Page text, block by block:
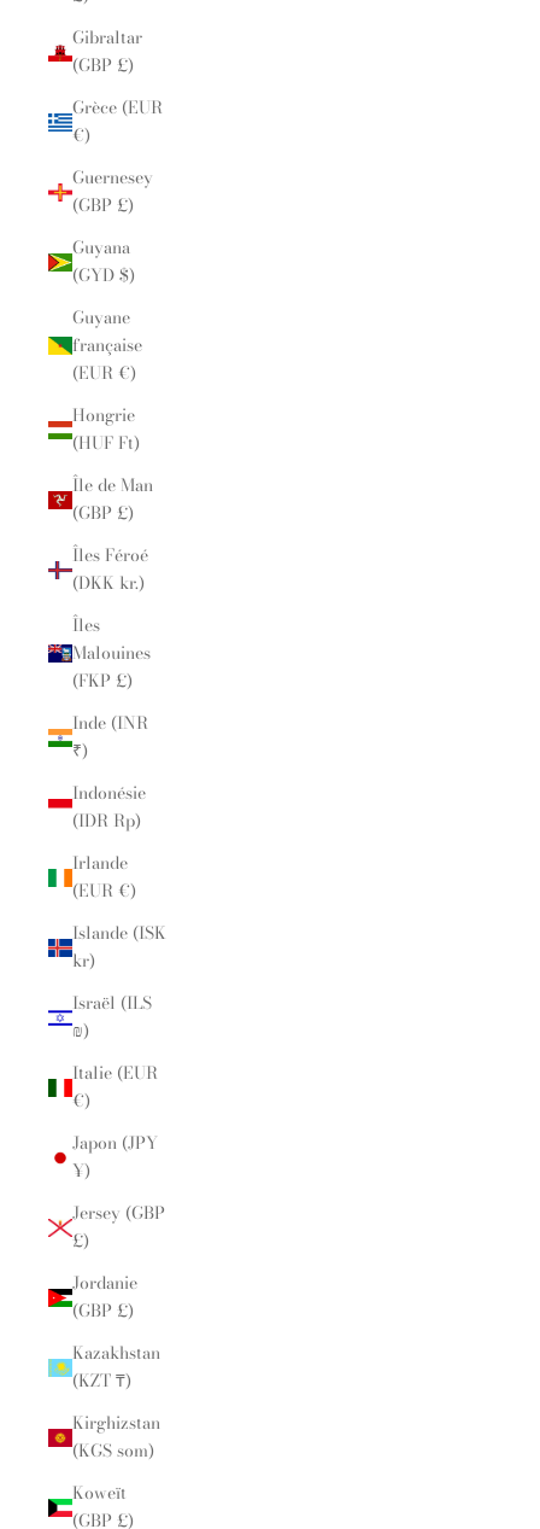
Gibraltar
(GBP £)
Grèce (EUR
€)
Guernesey
(GBP £)
Guyana
(GYD $)
Guyane
française
(EUR €)
Hongrie
(HUF Ft)
Île de Man
(GBP £)
Îles Féroé
(DKK kr.)
Îles
Malouines
(FKP £)
Inde (INR
₹)
Indonésie
(IDR Rp)
Irlande
(EUR €)
Islande (ISK
kr)
Israël (ILS
₪)
Italie (EUR
€)
Japon (JPY
¥)
Jersey (GBP
£)
Jordanie
(GBP £)
Kazakhstan
(KZT ₸)
Kirghizstan
(KGS som)
Koweït
(GBP £)